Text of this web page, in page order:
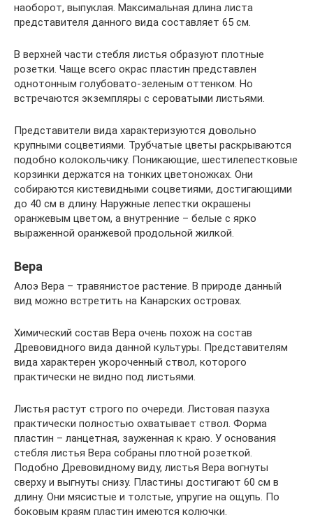
наоборот, выпуклая. Максимальная длина листа
представителя данного вида составляет 65 см.
В верхней части стебля листья образуют плотные
розетки. Чаще всего окрас пластин представлен
однотонным голубовато-зеленым оттенком. Но
встречаются экземпляры с сероватыми листьями.
Представители вида характеризуются довольно
крупными соцветиями. Трубчатые цветы раскрываются
подобно колокольчику. Поникающие, шестилепестковые
корзинки держатся на тонких цветоножках. Они
собираются кистевидными соцветиями, достигающими
до 40 см в длину. Наружные лепестки окрашены
оранжевым цветом, а внутренние – белые с ярко
выраженной оранжевой продольной жилкой.
Вера
Алоэ Вера – травянистое растение. В природе данный
вид можно встретить на Канарских островах.
Химический состав Вера очень похож на состав
Древовидного вида данной культуры. Представителям
вида характерен укороченный ствол, которого
практически не видно под листьями.
Листья растут строго по очереди. Листовая пазуха
практически полностью охватывает ствол. Форма
пластин – ланцетная, зауженная к краю. У основания
стебля листья Вера собраны плотной розеткой.
Подобно Древовидному виду, листья Вера вогнуты
сверху и выгнуты снизу. Пластины достигают 60 см в
длину. Они мясистые и толстые, упругие на ощупь. По
боковым краям пластин имеются колючки.